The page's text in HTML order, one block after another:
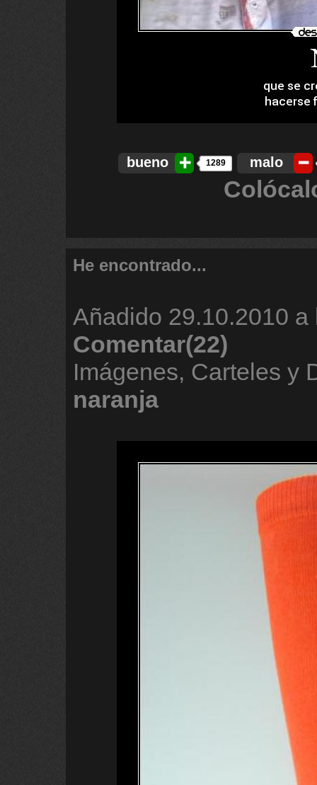
bueno 1289 malo
He encontrado...
Añadido 29.10.2010 a
Comentar(22)
Imágenes, Carteles y
naranja